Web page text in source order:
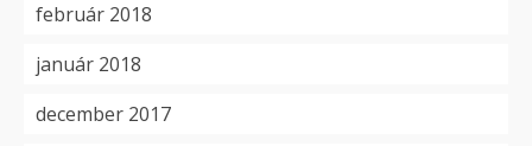
február 2018
január 2018
december 2017